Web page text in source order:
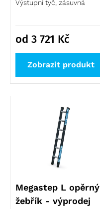
Výstupní tyč, zásuvná
od 3 721 Kč
Zobrazit produkt
Megastep L opěrný
žebřík - výprodej